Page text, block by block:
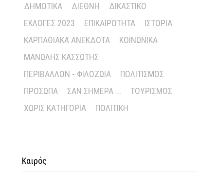
ΔΗΜΟΤΙΚΆ
ΔΙΕΘΝΉ
ΔΙΚΑΣΤΙΚΌ
ΕΚΛΟΓΈΣ 2023
ΕΠΙΚΑΙΡΌΤΗΤΑ
ΙΣΤΟΡΊΑ
ΚΑΡΠΑΘΙΑΚΆ ΑΝΈΚΔΟΤΑ
ΚΟΙΝΩΝΙΚΆ
ΜΑΝΏΛΗΣ ΚΑΣΣΏΤΗΣ
ΠΕΡΙΒΆΛΛΟΝ - ΦΙΛΟΖΩΊΑ
ΠΟΛΙΤΙΣΜΌΣ
ΠΡΌΣΩΠΑ
ΣΑΝ ΣΉΜΕΡΑ ...
ΤΟΥΡΙΣΜΌΣ
ΧΩΡΊΣ ΚΑΤΗΓΟΡΊΑ
ΠΟΛΙΤΙΚΉ
Καιρός